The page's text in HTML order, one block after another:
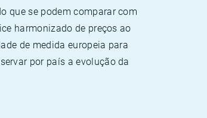
que se podem comparar com
harmonizado de preços ao
de medida europeia para
por país a evolução da